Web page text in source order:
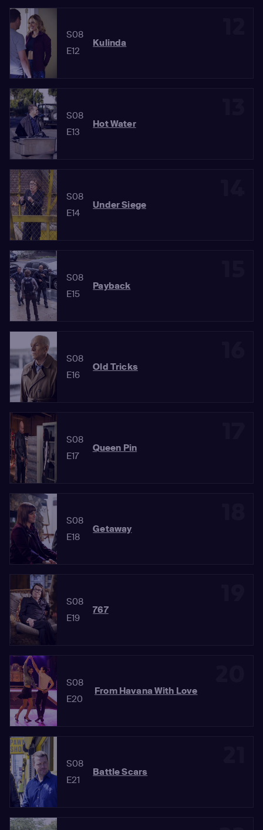
S08
E12
Kulinda
S08
E13
Hot Water
S08
E14
Under Siege
S08
E15
Payback
S08
E16
Old Tricks
S08
E17
Queen Pin
S08
E18
Getaway
S08
E19
767
S08
E20
From Havana With Love
S08
E21
Battle Scars